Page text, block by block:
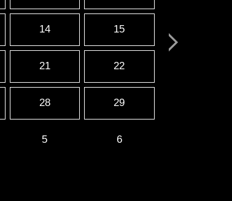
14 15
21 22
28 29
5 6